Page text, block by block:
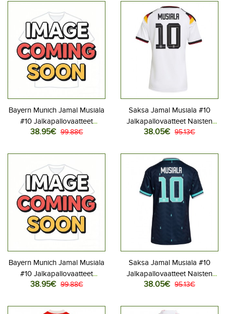
Bayern Munich Jamal Musiala
#10 Jalkapallovaatteet
Vieraspaita 2026-27
38.95€ 99.88€
Saksa Jamal Musiala #10
Jalkapallovaatteet Naisten
Kotipaita MM-kisat 2026
38.05€ 95.13€
Bayern Munich Jamal Musiala
#10 Jalkapallovaatteet
Kolmaspaita 2026-27
38.95€ 99.88€
Saksa Jamal Musiala #10
Jalkapallovaatteet Naisten
Vieraspaita MM-kisat 2026
38.05€ 95.13€